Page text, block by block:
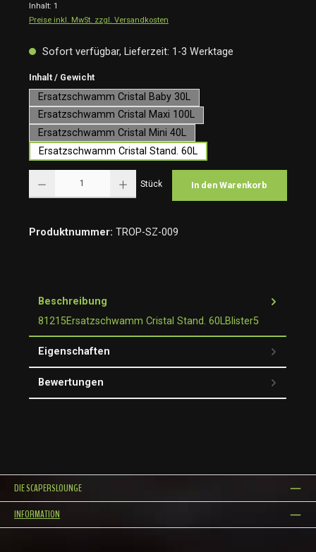
Inhalt: 1
Preise inkl. MwSt. zzgl. Versandkosten
Sofort verfügbar, Lieferzeit: 1-3 Werktage
Inhalt / Gewichtauswählen
Ersatzschwamm Cristal Baby 30L
Ersatzschwamm Cristal Maxi 100L
Ersatzschwamm Cristal Mini 40L
Ersatzschwamm Cristal Stand. 60L
Stück In den Warenkorb
Produktnummer: TROP-SZ-009
Beschreibung
81215Ersatzschwamm Cristal Stand. 60LBlister5
Eigenschaften
Bewertungen
DIE SCAPERSLOUNGE
INFORMATION